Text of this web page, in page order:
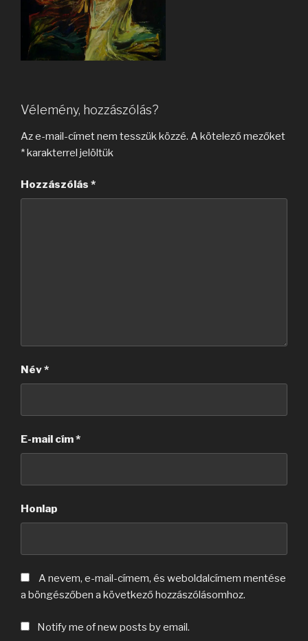
Vélemény, hozzászólás?
Az e-mail-címet nem tesszük közzé. A kötelező mezőket
*karakterrel jelöltük
Hozzászólás *
Név*
E-mail cím*
Honlap
A nevem, e-mail-címem, és weboldalcímem mentése
a böngészőben a következő hozzászólásomhoz.
Notify me of new posts by email.